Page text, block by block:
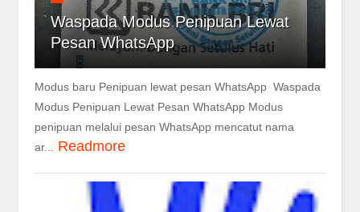
Waspada Modus Penipuan Lewat
Pesan WhatsApp
Modus baru Penipuan lewat pesan WhatsApp Waspada
Modus Penipuan Lewat Pesan WhatsApp Modus
penipuan melalui pesan WhatsApp mencatut nama
ar...
Readmore